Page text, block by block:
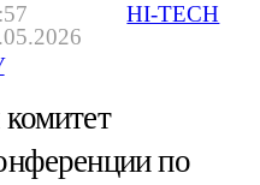
HI-TECH
по